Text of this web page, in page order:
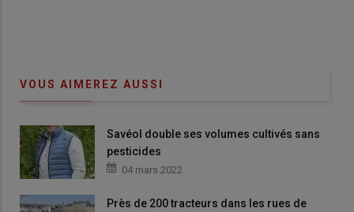
VOUS AIMEREZ AUSSI
Savéol double ses volumes cultivés sans
pesticides
04 mars 2022
Près de 200 tracteurs dans les rues de